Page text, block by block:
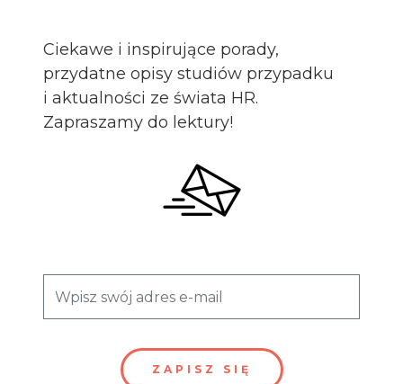
Ciekawe i inspirujące porady,
przydatne opisy studiów przypadku
i aktualności ze świata HR.
Zapraszamy do lektury!